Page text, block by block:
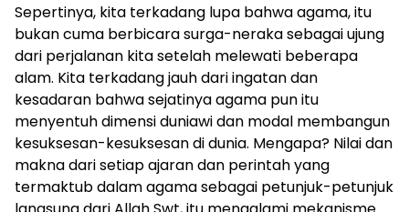
Sepertinya, kita terkadang lupa bahwa agama, itu
bukan cuma berbicara surga-neraka sebagai ujung
dari perjalanan kita setelah melewati beberapa
alam. Kita terkadang jauh dari ingatan dan
kesadaran bahwa sejatinya agama pun itu
menyentuh dimensi duniawi dan modal membangun
kesuksesan-kesuksesan di dunia. Mengapa? Nilai dan
makna dari setiap ajaran dan perintah yang
termaktub dalam agama sebagai petunjuk-petunjuk